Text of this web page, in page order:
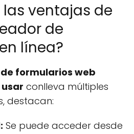
las ventajas de
de
línea?
formularios web
conlleva múltiples
destacan:
Se puede acceder desde